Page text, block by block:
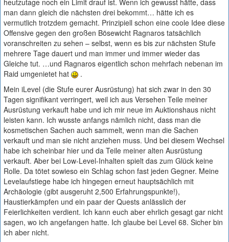
heutzutage noch ein Limit drauf ist. Wenn ich gewusst hätte, dass
man dann gleich die nächsten drei bekommt… hätte ich es
vermutlich trotzdem gemacht. Prinzipiell schon eine coole Idee diese
Offensive gegen den großen Bösewicht Ragnaros tatsächlich
voranschreiten zu sehen – selbst, wenn es bis zur nächsten Stufe
mehrere Tage dauert und man immer und immer wieder das
Gleiche tut. …und Ragnaros eigentlich schon mehrfach nebenan im
Raid umgenietet hat
.
Mein iLevel (die Stufe eurer Ausrüstung) hat sich zwar in den 30
Tagen signifikant verringert, weil ich aus Versehen Teile meiner
Ausrüstung verkauft habe und ich mir neue im Auktionshaus nicht
leisten kann. Ich wusste anfangs nämlich nicht, dass man die
kosmetischen Sachen auch sammelt, wenn man die Sachen
verkauft und man sie nicht anziehen muss. Und bei diesem Wechsel
habe ich scheinbar hier und da Teile meiner alten Ausrüstung
verkauft. Aber bei Low-Level-Inhalten spielt das zum Glück keine
Rolle. Da tötet sowieso ein Schlag schon fast jeden Gegner. Meine
Levelaufstiege habe ich hingegen erneut hauptsächlich mit
Archäologie (gibt ausgeruht 2,500 Erfahrungspunkte!),
Haustierkämpfen und ein paar der Quests anlässlich der
Feierlichkeiten verdient. Ich kann euch aber ehrlich gesagt gar nicht
sagen, wo ich angefangen hatte. Ich glaube bei Level 68. Sicher bin
ich aber nicht.